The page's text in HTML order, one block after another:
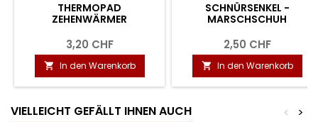
THERMOPAD
ZEHENWÄRMER
3,20 CHF
 In den Warenkorb
SCHNÜRSENKEL -
MARSCHSCHUH
2,50 CHF
 In den Warenkorb
VIELLEICHT GEFÄLLT IHNEN AUCH >
<